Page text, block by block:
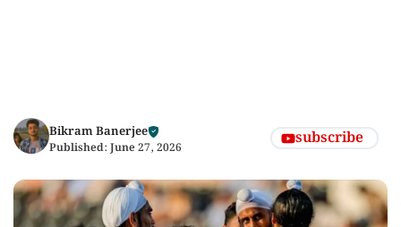
Bikram Banerjee
Published: June 27, 2026 subscribe